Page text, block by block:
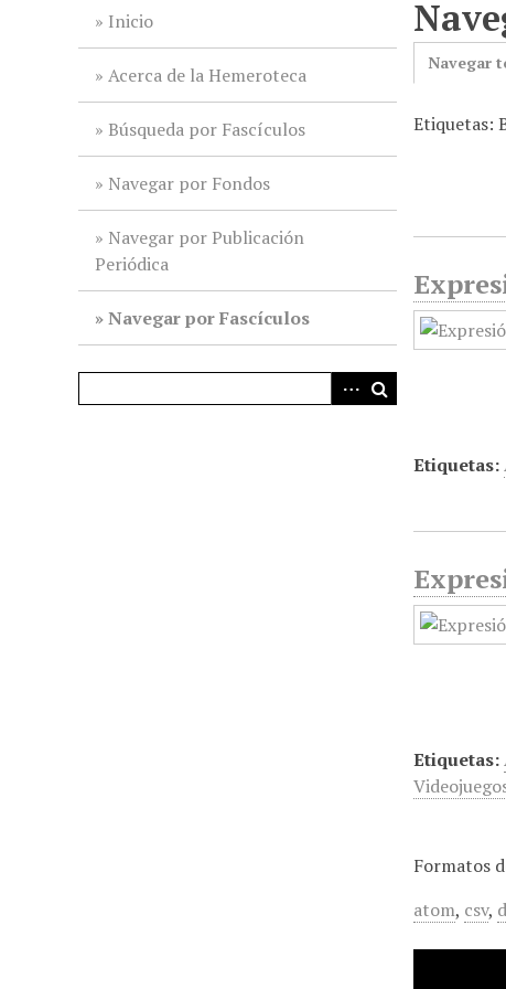
Inicio
Acerca de la Hemeroteca
Búsqueda por Fascículos
Navegar por Fondos
Navegar por Publicación
Periódica
Navegar por Fascículos
Navegar
Etiquetas:
Etiquetas:
Etiquetas:
Formatos
atom, csv,